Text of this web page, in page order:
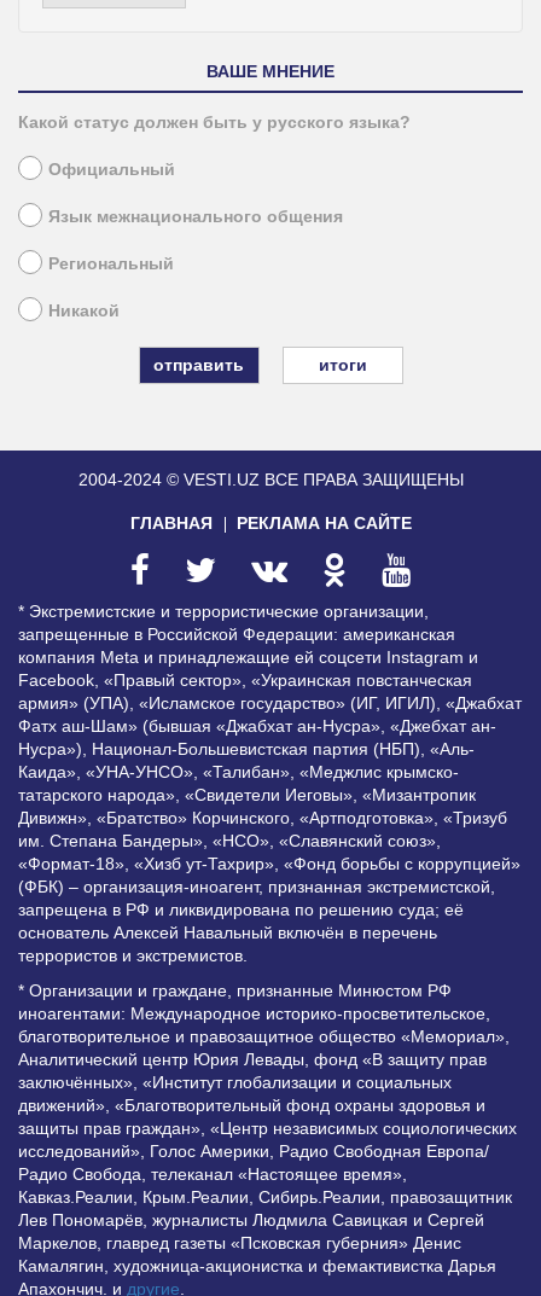
ВАШЕ МНЕНИЕ
Какой статус должен быть у русского языка?
Официальный
Язык межнационального общения
Региональный
Никакой
итоги
2004-2024 © VESTI.UZ ВСЕ ПРАВА ЗАЩИЩЕНЫ
ГЛАВНАЯ РЕКЛАМА НА САЙТЕ
* Экстремистские и террористические организации,
запрещенные в Российской Федерации: американская
компания Meta и принадлежащие ей соцсети Instagram и
Facebook, «Правый сектор», «Украинская повстанческая
армия» (УПА), «Исламское государство» (ИГ, ИГИЛ), «Джабхат
Фатх аш-Шам» (бывшая «Джабхат ан-Нусра», «Джебхат ан-
Нусра»), Национал-Большевистская партия (НБП), «Аль-
Каида», «УНА-УНСО», «Талибан», «Меджлис крымско-
татарского народа», «Свидетели Иеговы», «Мизантропик
Дивижн», «Братство» Корчинского, «Артподготовка», «Тризуб
им. Степана Бандеры», «НСО», «Славянский союз»,
«Формат-18», «Хизб ут-Тахрир», «Фонд борьбы с коррупцией»
(ФБК) – организация-иноагент, признанная экстремистской,
запрещена в РФ и ликвидирована по решению суда; её
основатель Алексей Навальный включён в перечень
террористов и экстремистов.
* Организации и граждане, признанные Минюстом РФ
иноагентами: Международное историко-просветительское,
благотворительное и правозащитное общество «Мемориал»,
Аналитический центр Юрия Левады, фонд «В защиту прав
заключённых», «Институт глобализации и социальных
движений», «Благотворительный фонд охраны здоровья и
защиты прав граждан», «Центр независимых социологических
исследований», Голос Америки, Радио Свободная Европа/
Радио Свобода, телеканал «Настоящее время»,
Кавказ.Реалии, Крым.Реалии, Сибирь.Реалии, правозащитник
Лев Пономарёв, журналисты Людмила Савицкая и Сергей
Маркелов, главред газеты «Псковская губерния» Денис
Камалягин, художница-акционистка и фемактивистка Дарья
Апахончич. и другие.